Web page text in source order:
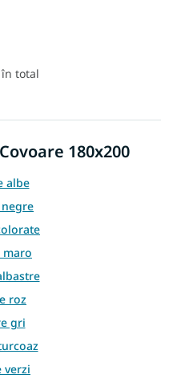
total
180x200
albe
maro
roz
gri
verzi